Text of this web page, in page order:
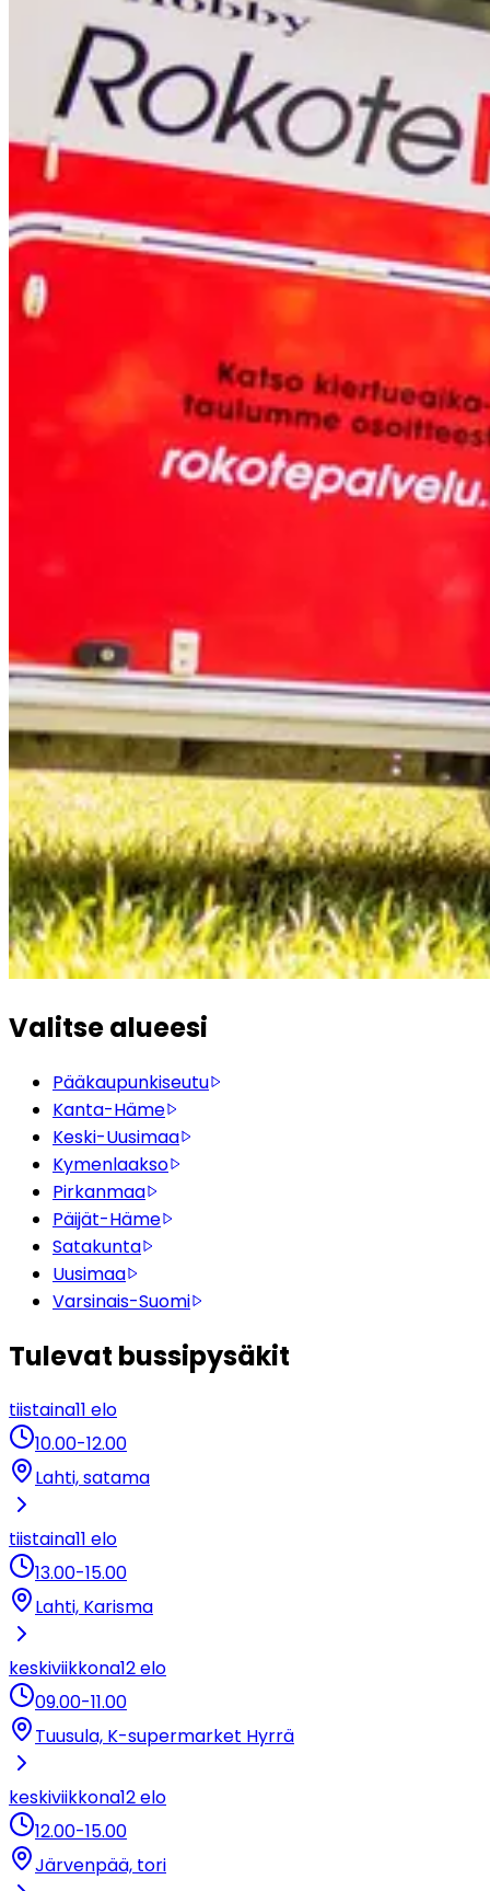
Valitse alueesi
Pääkaupunkiseutu
Kanta-Häme
Keski-Uusimaa
Kymenlaakso
Pirkanmaa
Päijät-Häme
Satakunta
Uusimaa
Varsinais-Suomi
Tulevat bussipysäkit
tiistaina11 elo
10.00-12.00
Lahti, satama
tiistaina11 elo
13.00-15.00
Lahti, Karisma
keskiviikkona12 elo
09.00-11.00
Tuusula, K-supermarket Hyrrä
keskiviikkona12 elo
12.00-15.00
Järvenpää, tori